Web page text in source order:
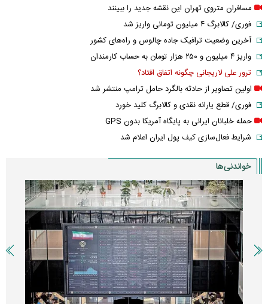
مسافران متروی تهران این نقشه جدید را ببینند
فوری/ کالابرگ ۴ میلیون تومانی واریز شد
آخرین وضعیت ترافیک جاده چالوس و راه‌های کشور
واریز ۴ میلیون و ۲۵۰ هزار تومان به حساب کارمندان
ترور علی لاریجانی چگونه اتفاق افتاد؟
اولین تصاویر از حادثه بالگرد حامل ترامپ منتشر شد
فوری/ قطع یارانه نقدی و کالابرگ کلید خورد
حمله خلبانان ایرانی به پایگاه آمریکا بدون GPS
شرایط فعال‌سازی کیف پول ایران اعلام شد
خواندنی‌ها